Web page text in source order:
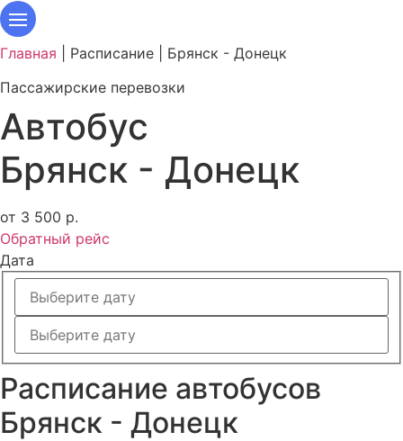
Главная Расписание
Брянск - Донецк
Пассажирские перевозки
Автобус
Брянск - Донецк
от 3 500 р.
Обратный рейс
Дата
Расписание автобусов
Брянск - Донецк